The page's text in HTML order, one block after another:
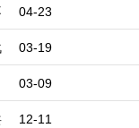
04-23
03-19
03-09
12-11